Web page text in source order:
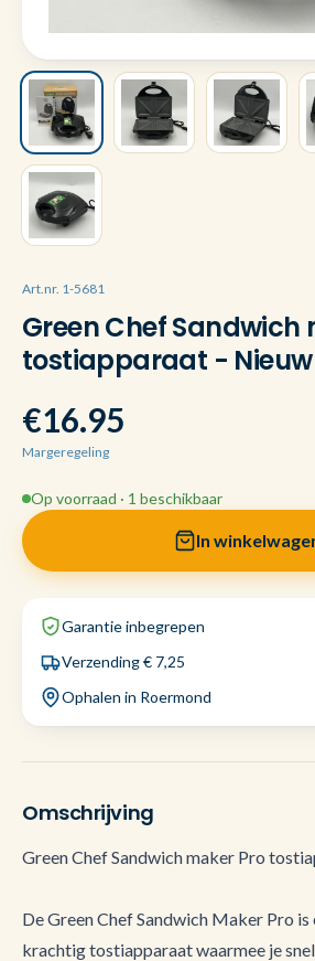
Art.nr. 1-5681
Green Chef Sandwich
tostiapparaat - Nieuw
€16.95
Margeregeling
Op voorraad · 1 beschikbaar
In
Garantie inbegrepen
Verzending € 7,25
Ophalen in Roermond
Omschrijving
Green Chef Sandwich maker Pro
De Green Chef Sandwich Maker Pro is
krachtig tostiapparaat waarmee je